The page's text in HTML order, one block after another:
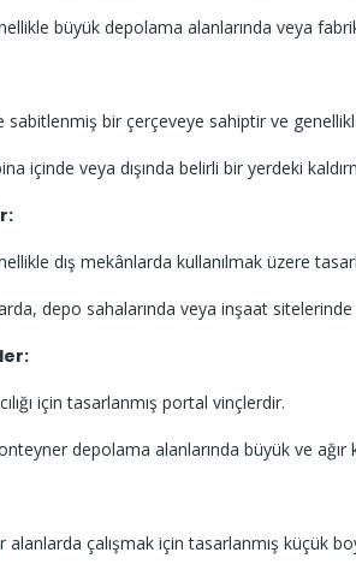
büyük depolama alanlarında veya
bir çerçeveye sahiptir ve
içinde veya dışında belirli bir yerdeki
dış mekânlarda kullanılmak üzere
depo sahalarında veya inşaat sitelerinde
için tasarlanmış portal vinçlerdir.
depolama alanlarında büyük ve ağır
alanlarda çalışmak için tasarlanmış küçük